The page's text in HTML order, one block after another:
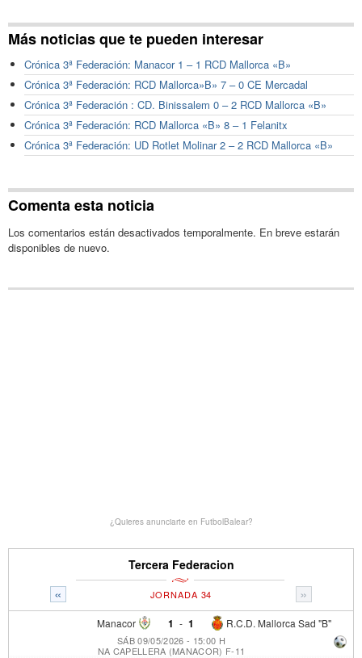
Más noticias que te pueden interesar
Crónica 3ª Federación: Manacor 1 – 1 RCD Mallorca «B»
Crónica 3ª Federación: RCD Mallorca»B» 7 – 0 CE Mercadal
Crónica 3ª Federación : CD. Binissalem 0 – 2 RCD Mallorca «B»
Crónica 3ª Federación: RCD Mallorca «B» 8 – 1 Felanitx
Crónica 3ª Federación: UD Rotlet Molinar 2 – 2 RCD Mallorca «B»
Comenta esta noticia
Los comentarios están desactivados temporalmente. En breve estarán
disponibles de nuevo.
¿Quieres anunciarte en FutbolBalear?
Tercera Federacion
« »
JORNADA 34
Manacor 1 - R.C.D. Mallorca Sad "B"
1
SÁB 09/05/2026 - 15:00 H
NA CAPELLERA (MANACOR) F-11